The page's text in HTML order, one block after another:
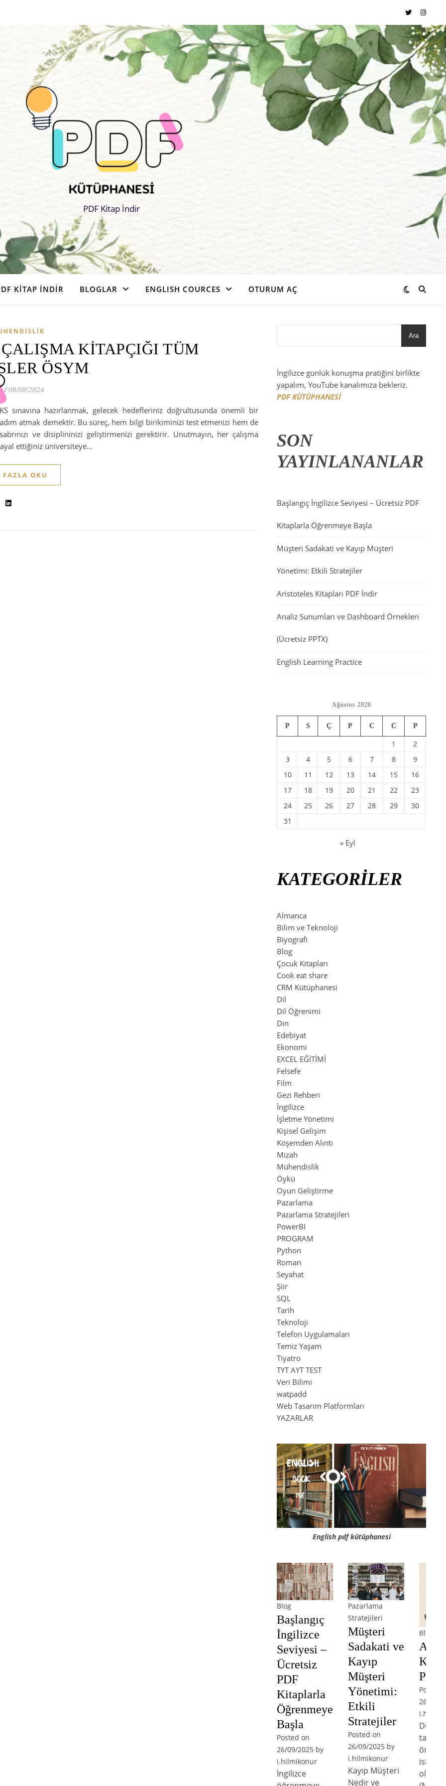
PDF Kitap İndir
KITAP İNDIR BLOGLAR ENGLISH COURCES OTURUM AÇ
KİTAPÇIĞI TÜM
ÖSYM
/ 08/08/2024
KS sınavına hazırlanmak, gelecek hedefleriniz doğrultusunda önemli bir
adım atmak demektir. Bu süreç, hem bilgi birikiminizi test etmenizi hem de
sabrınızı ve disiplininizi geliştirmenizi gerektirir. Unutmayın, her çalışma
ettiğiniz üniversiteye…
FAZLA OKU
Ara
İngilizce günlük konuşma pratiğini birlikte
yapalım, YouTube kanalımıza bekleriz.
PDF KÜTÜPHANESİ
SON
YAYINLANANLAR
Başlangıç İngilizce Seviyesi – Ücretsiz PDF
Kitaplarla Öğrenmeye Başla
Müşteri Sadakati ve Kayıp Müşteri
Yönetimi: Etkili Stratejiler
Aristoteles Kitapları PDF İndir
Analiz Sunumları ve Dashboard Örnekleri
(Ücretsiz PPTX)
English Learning Practice
Ağustos 2026
P S Ç P C C P
1
2
3
4 5 6 7 8
9
10
11 12 13 14 15
16
17
18 19 20 21 22
23
24
25 26 27 28 29
30
31
« Eyl
KATEGORİLER
Almanca
Bilim ve Teknoloji
Biyografi
Blog
Çocuk Kitapları
Cook eat share
CRM Kütüphanesi
Dil
Dil Öğrenimi
Din
Edebiyat
Ekonomi
EXCEL EĞİTİMİ
Felsefe
Film
Gezi Rehberi
İngilizce
İşletme Yönetimi
Kişisel Gelişim
Köşemden Alıntı
Mizah
Mühendislik
Öykü
Oyun Geliştirme
Pazarlama
Pazarlama Stratejileri
PowerBI
PROGRAM
Python
Roman
Seyahat
Şiir
SQL
Tarih
Teknoloji
Telefon Uygulamaları
Temiz Yaşam
Tiyatro
TYT AYT TEST
Veri Bilimi
watpadd
Web Tasarım Platformları
YAZARLAR
English pdf kütüphanesi
Blog
Başlangıç
İngilizce
Seviyesi –
Ücretsiz
PDF
Kitaplarla
Öğrenmeye
Başla
Posted on
26/09/2025 by
i.hilmikonur
İngilizce
Pazarlama
Stratejileri
Müşteri
Sadakati ve
Kayıp
Müşteri
Yönetimi:
Etkili
Stratejiler
Posted on
26/09/2025 by
i.hilmikonur
Kayıp Müşteri
Nedir ve
Blog
PDF
Posted
26/09/
önemli
olan